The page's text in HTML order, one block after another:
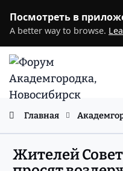
Посмотреть в
A better way to browse.
Главная
Жителей